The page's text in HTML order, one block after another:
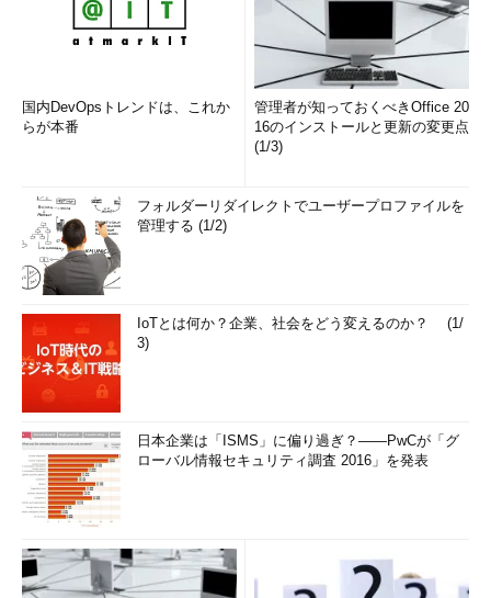
国内DevOpsトレンドは、これか
らが本番
管理者が知っておくべきOffice 20
16のインストールと更新の変更点
(1/3)
フォルダーリダイレクトでユーザープロファイルを
管理する (1/2)
IoTとは何か？企業、社会をどう変えるのか？ (1/
3)
日本企業は「ISMS」に偏り過ぎ？――PwCが「グ
ローバル情報セキュリティ調査 2016」を発表